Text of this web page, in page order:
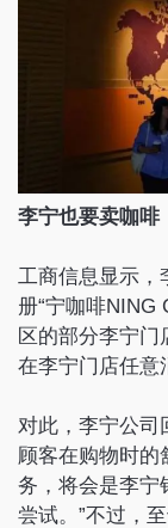
李宁也要卖咖啡
工商信息显示，
册“宁咖啡NING
区的部分李宁门
在李宁门店任意
对此，李宁公司
顾客在购物时的
务，将会是李宁
尝试。”不过，